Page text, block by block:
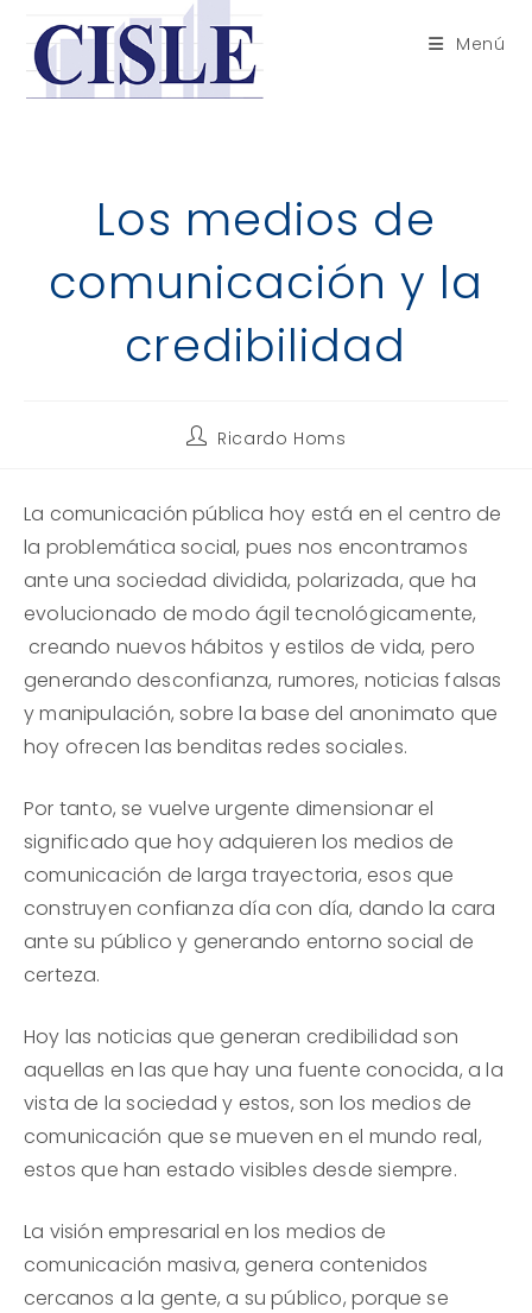
contenido
Menú
Los medios de
comunicación y la
credibilidad
Autor
entrada:
Ricardo Homs
La comunicación pública hoy está en el centro de
la problemática social, pues nos encontramos
ante una sociedad dividida, polarizada, que ha
evolucionado de modo ágil tecnológicamente,
creando nuevos hábitos y estilos de vida, pero
generando desconfianza, rumores, noticias falsas
y manipulación, sobre la base del anonimato que
hoy ofrecen las benditas redes sociales.
Por tanto, se vuelve urgente dimensionar el
significado que hoy adquieren los medios de
comunicación de larga trayectoria, esos que
construyen confianza día con día, dando la cara
ante su público y generando entorno social de
certeza.
Hoy las noticias que generan credibilidad son
aquellas en las que hay una fuente conocida, a la
vista de la sociedad y estos, son los medios de
comunicación que se mueven en el mundo real,
estos que han estado visibles desde siempre.
La visión empresarial en los medios de
comunicación masiva, genera contenidos
cercanos a la gente, a su público, porque se